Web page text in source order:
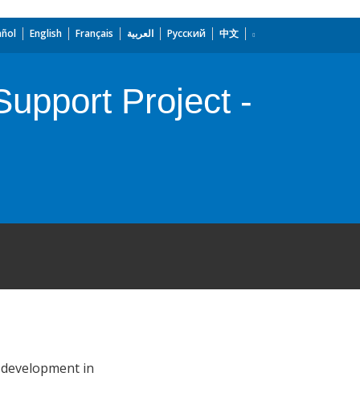
English Français العربية Русский 中文
Project -
in